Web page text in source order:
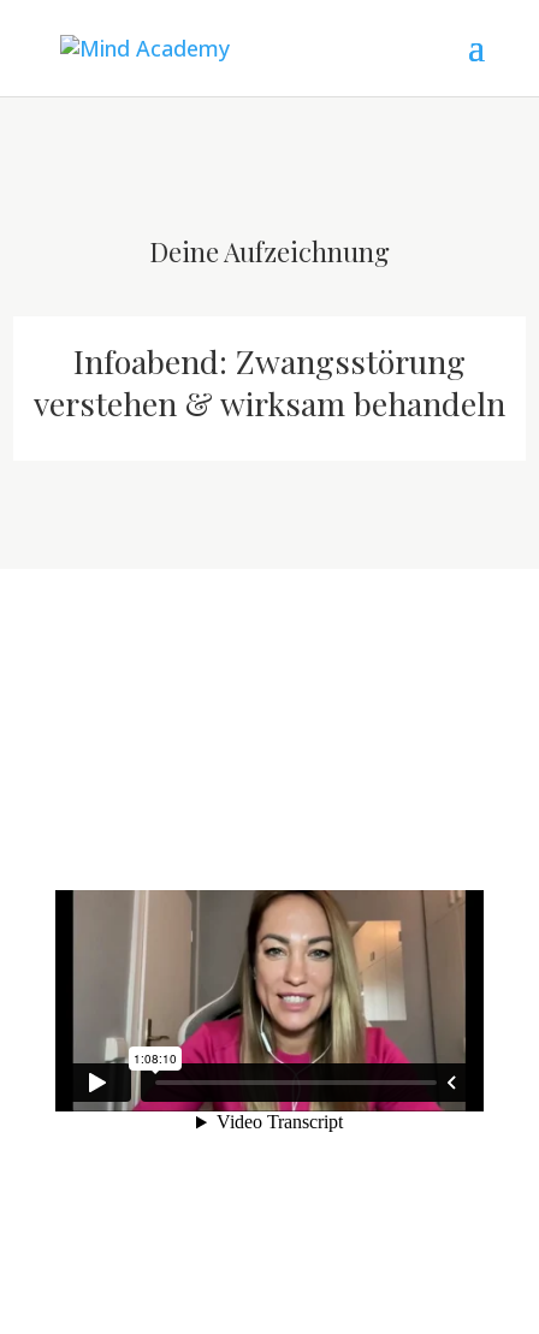
Deine Aufzeichnung
Infoabend: Zwangsstörung
verstehen & wirksam behandeln